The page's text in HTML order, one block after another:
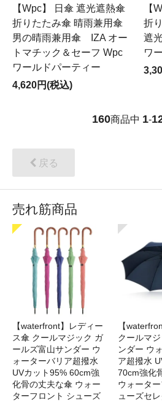
【Wpc】 日傘 遮光遮熱傘
折りたたみ傘 晴雨兼用傘
男の晴雨兼用傘 IZA オー
トマチック＆セーフ Wpc
ワールドパーティー
4,620円(税込)
【
折
遮
ワ
160商品中 1-
戻る
売れ筋商品
【waterfront】レディー
ス傘 クールマジック ガ
ールズ富山サンダー ウ
ォーターバリア超撥水
UVカット95% 60cm強
化骨の丈夫な傘 ウォー
ターフロント シューズ
【
クールマ
ンダー ウ
ア超撥水
70cm強化
ウォータ
ューズセ